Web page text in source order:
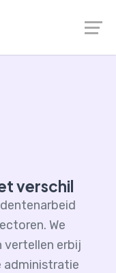
verschil
We
vertellen erbij
administratie